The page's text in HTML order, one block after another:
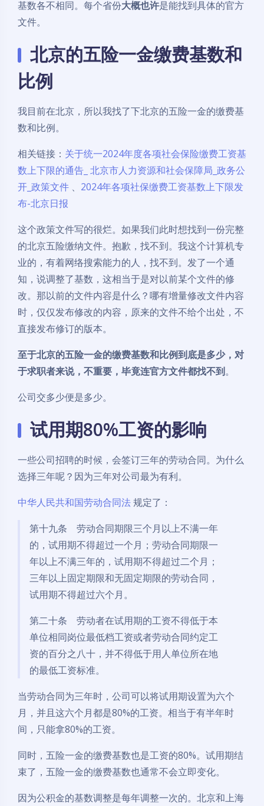
基数各不相同。每个省份大概也许是能找到具体的官方
文件。
北京的五险一金缴费基数和
比例
我目前在北京，所以我找了下北京的五险一金的缴费基
数和比例。
相关链接： 关于统一2024年度各项社会保险缴费工资基
数上下限的通告_ 北京市人力资源和社会保障局_政务公
开_政策文件 、 2024年各项社保缴费工资基数上下限发
布-北京日报
这个政策文件写的很烂。如果我们此时想找到一份完整
的北京五险缴纳文件。抱歉，找不到。我这个计算机专
业的，有着网络搜索能力的人，找不到。发了一个通
知，说调整了基数，这相当于是对以前某个文件的修
改。那以前的文件内容是什么？哪有增量修改文件内容
时，仅仅发布修改的内容，原来的文件不给个出处，不
直接发布修订的版本。
至于北京的五险一金的缴费基数和比例到底是多少，对
于求职者来说，不重要，毕竟连官方文件都找不到。
公司交多少便是多少。
试用期80%工资的影响
一些公司招聘的时候，会签订三年的劳动合同。为什么
选择三年呢？因为三年对公司最为有利。
中华人民共和国劳动合同法规定了：
第十九条 劳动合同期限三个月以上不满一年
的，试用期不得超过一个月；劳动合同期限一
年以上不满三年的，试用期不得超过二个月；
三年以上固定期限和无固定期限的劳动合同，
试用期不得超过六个月。
第二十条 劳动者在试用期的工资不得低于本
单位相同岗位最低档工资或者劳动合同约定工
资的百分之八十，并不得低于用人单位所在地
的最低工资标准。
当劳动合同为三年时，公司可以将试用期设置为六个
月，并且这六个月都是80%的工资。相当于有半年时
间，只能拿80%的工资。
同时，五险一金的缴费基数也是工资的80%。试用期结
束了，五险一金的缴费基数也通常不会立即变化。
因为公积金的基数调整是每年调整一次的。北京和上海